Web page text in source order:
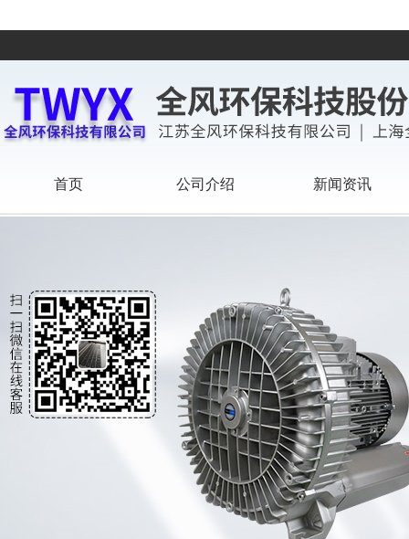
首页 公司介绍 新闻资讯